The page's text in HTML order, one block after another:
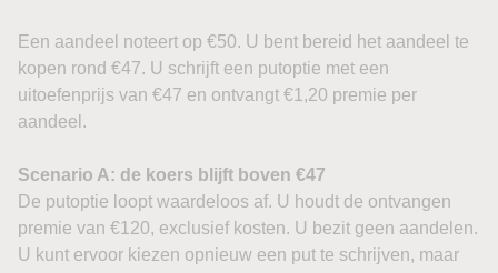
Een aandeel noteert op €50. U bent bereid het aandeel te
kopen rond €47. U schrijft een putoptie met een
uitoefenprijs van €47 en ontvangt €1,20 premie per
aandeel.
Scenario A: de koers blijft boven €47
De putoptie loopt waardeloos af. U houdt de ontvangen
premie van €120, exclusief kosten. U bezit geen aandelen.
U kunt ervoor kiezen opnieuw een put te schrijven, maar